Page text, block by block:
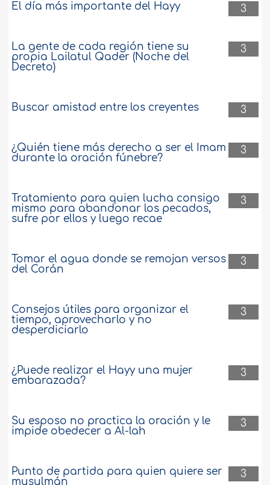
3
El día más importante del Hayy
3
La gente de cada región tiene su
propia Lailatul Qader (Noche del
Decreto)
3
Buscar amistad entre los creyentes
3
¿Quién tiene más derecho a ser el Imam
durante la oración fúnebre?
3
Tratamiento para quien lucha consigo
mismo para abandonar los pecados,
sufre por ellos y luego recae
3
Tomar el agua donde se remojan versos
del Corán
3
Consejos útiles para organizar el
tiempo, aprovecharlo y no
desperdiciarlo
3
¿Puede realizar el Hayy una mujer
embarazada?
3
Su esposo no practica la oración y le
impide obedecer a Al-lah
3
Punto de partida para quien quiere ser
musulmán